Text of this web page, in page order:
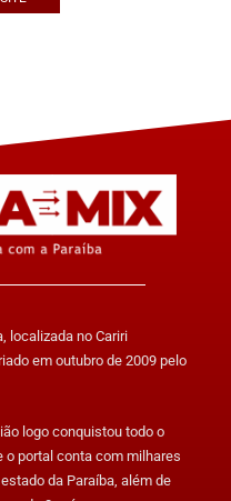
localizada no Cariri
em outubro de 2009 pelo
logo conquistou todo o
o portal conta com milhares
da Paraíba, além de